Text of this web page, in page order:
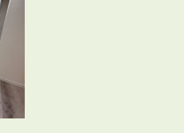
賃貸仲介会社様向け物件検索ログイン
仲介業者向け・申込方法